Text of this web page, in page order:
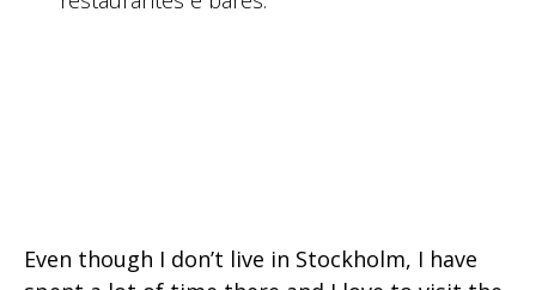
Even though I don’t live in Stockholm, I have